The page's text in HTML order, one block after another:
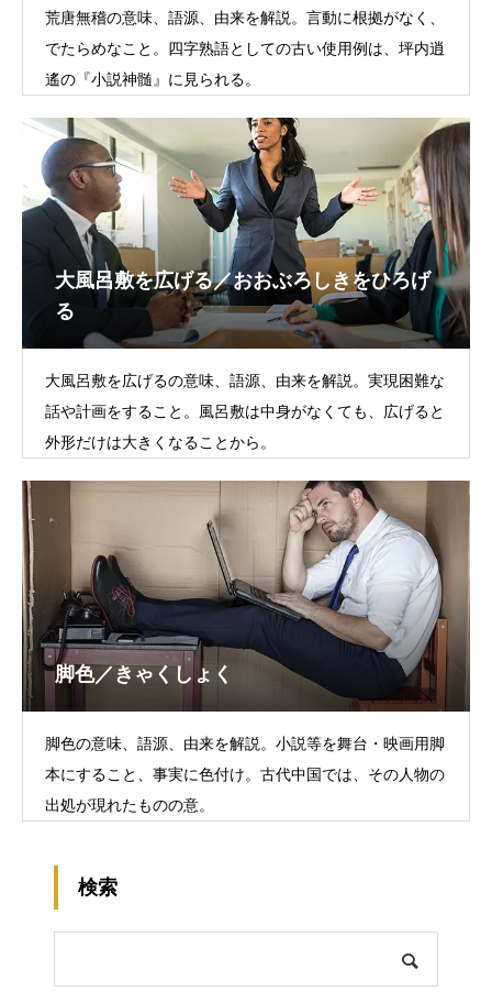
荒唐無稽の意味、語源、由来を解説。言動に根拠がなく、
でたらめなこと。四字熟語としての古い使用例は、坪内逍
遙の『小説神髄』に見られる。
大風呂敷を広げる／おおぶろしきをひろげ
る
大風呂敷を広げるの意味、語源、由来を解説。実現困難な
話や計画をすること。風呂敷は中身がなくても、広げると
外形だけは大きくなることから。
脚色／きゃくしょく
脚色の意味、語源、由来を解説。小説等を舞台・映画用脚
本にすること、事実に色付け。古代中国では、その人物の
出処が現れたものの意。
検索